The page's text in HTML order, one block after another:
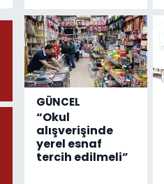
GÜNCEL
“Okul
alışverişinde
yerel esnaf
tercih edilmeli”